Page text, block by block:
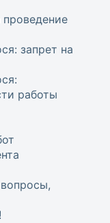
проведение
запрет на
работы